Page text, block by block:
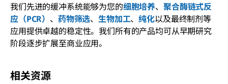
我们先进的缓冲系统能够为您的细胞培养、 聚合酶链式反
应（PCR） 、 药物筛选、生物加工、纯化以及最终制剂等
应用提供卓越的稳定性。我们所有的产品均可从早期研究
阶段逐步扩展至商业应用。
相关资源